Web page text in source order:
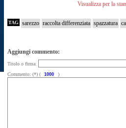
Visualizza per la
TAG sarezzo raccolta differenziata spazzatura
Aggiungi commento:
Titolo o firma:
Commento: (*) (
)